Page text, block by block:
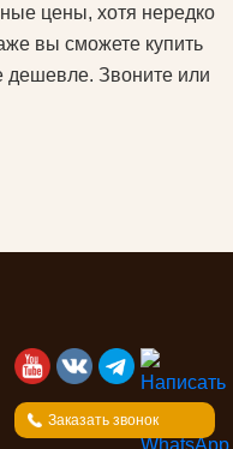
цены, хотя нередко
вы сможете купить
Звоните или
Заказать звонок